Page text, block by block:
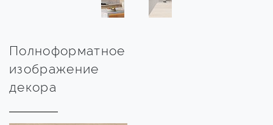
Полноформатное
изображение
декора